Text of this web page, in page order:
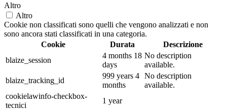
Altro
Altro
Cookie non classificati sono quelli che vengono analizzati e non
sono ancora stati classificati in una categoria.
Cookie
Durata
Descrizione
blaize_session
4 months 18
days
No description
available.
blaize_tracking_id
999 years 4
months
No description
available.
cookielawinfo-checkbox-
tecnici
1 year